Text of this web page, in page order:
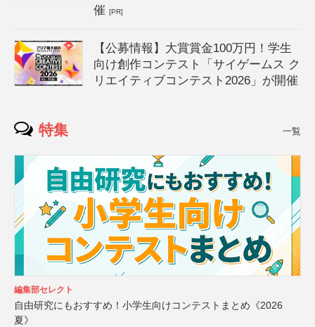
催[PR]
【公募情報】大賞賞金100万円！学生
向け創作コンテスト「サイゲームス ク
リエイティブコンテスト2026」が開催
特集 一覧
編集部セレクト
自由研究にもおすすめ！小学生向けコンテストまとめ《2026
夏》